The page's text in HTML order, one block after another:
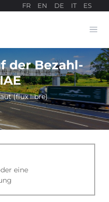
FR EN DE IT ES
der Bezahl-
(flux libre)
eine